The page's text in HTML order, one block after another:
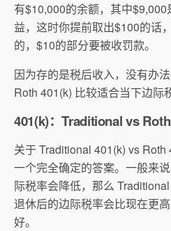
有$10,000的余额，其中
益，这时你提前取出$100的话
的，$10的部分要被收罚款。
因为存的是税后收入，没有办
Roth 401(k) 比较适合当下边际
401(k)：Traditional vs
关于 Traditional 401(k) vs
一个完全确定的答案。一般来
际税率会降低，那么
退休后的边际税率会比现在更
好。